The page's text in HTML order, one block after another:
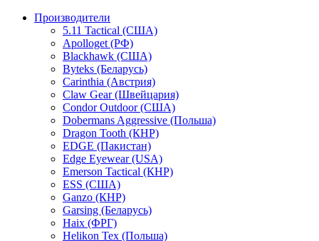
Производители
5.11 Tactical (США)
Apolloget (РФ)
Blackhawk (США)
Byteks (Беларусь)
Carinthia (Австрия)
Claw Gear (Швейцария)
Condor Outdoor (США)
Dobermans Aggressive (Польша)
Dragon Tooth (КНР)
EDGE (Пакистан)
Edge Eyewear (USA)
Emerson Tactical (КНР)
ESS (США)
Ganzo (КНР)
Garsing (Беларусь)
Haix (ФРГ)
Helikon Tex (Польша)